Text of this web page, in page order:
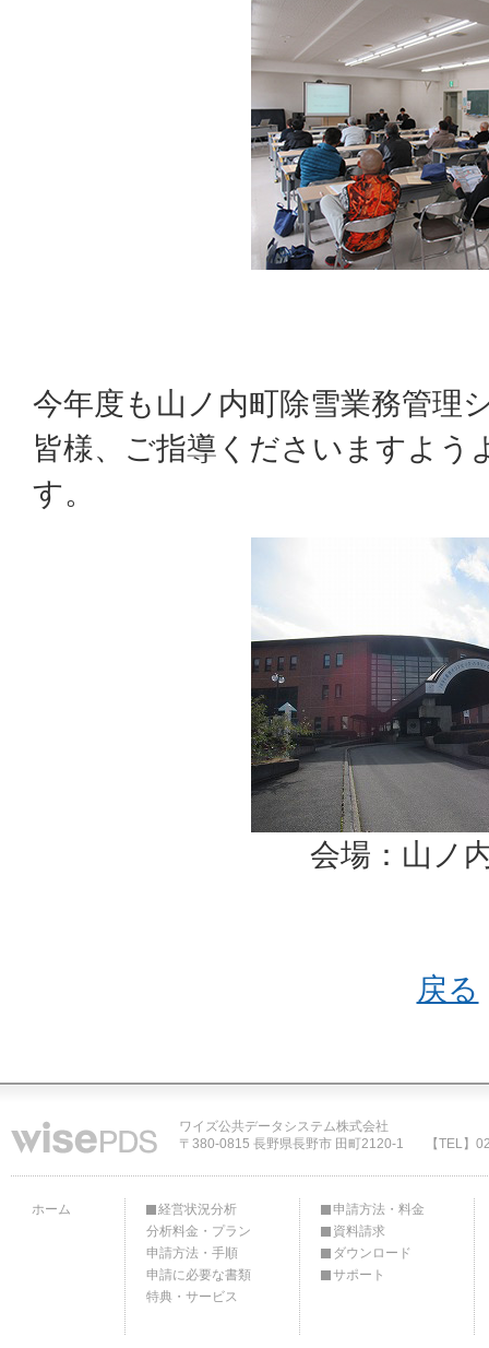
今年度も山ノ内町除雪業務管理
皆様、ご指導くださいますよう
す。
会場：山ノ
戻る
ワイズ公共データシステム株式会社
〒380-0815 長野県長野市 田町2120-1
【TEL】
ホーム
経営状況分析
分析料金・プラン
申請方法・手順
申請に必要な書類
特典・サービス
申請方法・料金
資料請求
ダウンロード
サポート